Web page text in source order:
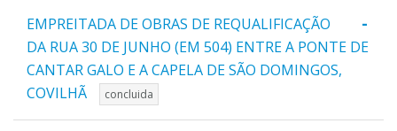
-
EMPREITADA DE OBRAS DE REQUALIFICAÇÃO
DA RUA 30 DE JUNHO (EM 504) ENTRE A PONTE DE
CANTAR GALO E A CAPELA DE SÃO DOMINGOS,
COVILHÃ
concluida